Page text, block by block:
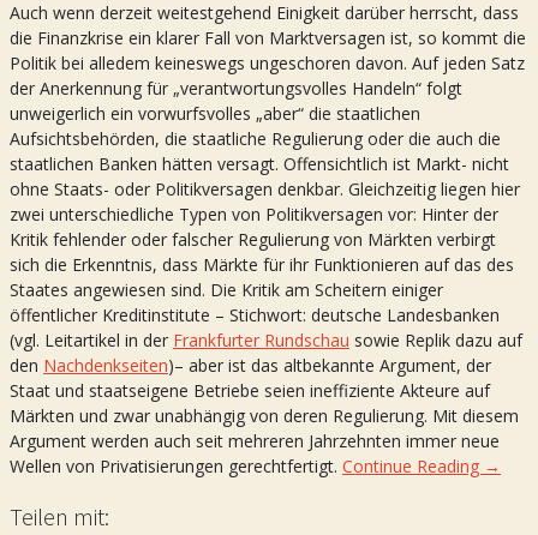
Auch wenn derzeit weitestgehend Einigkeit darüber herrscht, dass
die Finanzkrise ein klarer Fall von Marktversagen ist, so kommt die
Politik bei alledem keineswegs ungeschoren davon. Auf jeden Satz
der Anerkennung für „verantwortungsvolles Handeln“ folgt
unweigerlich ein vorwurfsvolles „aber“ die staatlichen
Aufsichtsbehörden, die staatliche Regulierung oder die auch die
staatlichen Banken hätten versagt. Offensichtlich ist Markt- nicht
ohne Staats- oder Politikversagen denkbar. Gleichzeitig liegen hier
zwei unterschiedliche Typen von Politikversagen vor: Hinter der
Kritik fehlender oder falscher Regulierung von Märkten verbirgt
sich die Erkenntnis, dass Märkte für ihr Funktionieren auf das des
Staates angewiesen sind. Die Kritik am Scheitern einiger
öffentlicher Kreditinstitute – Stichwort: deutsche Landesbanken
(vgl. Leitartikel in der Frankfurter Rundschau sowie Replik dazu auf
den Nachdenkseiten)– aber ist das altbekannte Argument, der
Staat und staatseigene Betriebe seien ineffiziente Akteure auf
Märkten und zwar unabhängig von deren Regulierung. Mit diesem
Argument werden auch seit mehreren Jahrzehnten immer neue
Wellen von Privatisierungen gerechtfertigt. Continue Reading →
Teilen mit: